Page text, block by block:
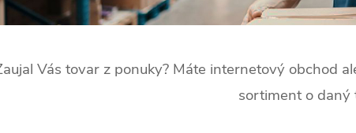
Vás tovar z ponuky? Máte internetový obchod
sortiment o daný